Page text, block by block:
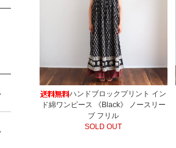
ハンドブロックプリント イン
ド綿ワンピース 《Black》 ノースリー
ブ フリル
SOLD OUT